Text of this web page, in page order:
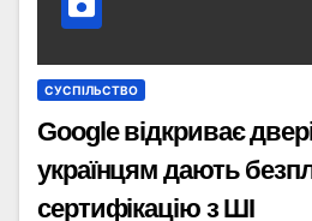
СУСПІЛЬСТВО
Google відкриває
українцям дають
сертифікацію з ШІ